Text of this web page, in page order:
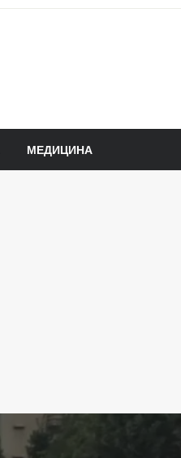
МЕДИЦИНА